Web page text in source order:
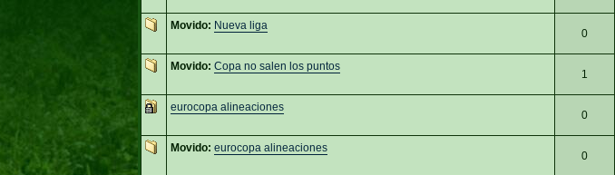
Movido: Nueva liga
0
Movido: Copa no salen los puntos
1
eurocopa alineaciones
0
Movido: eurocopa alineaciones
0